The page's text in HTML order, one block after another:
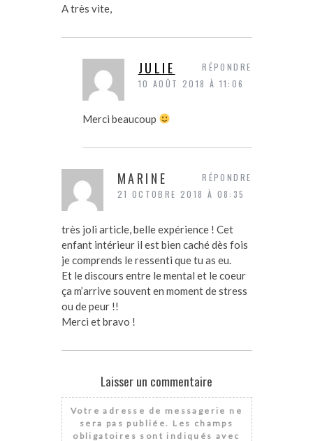
A très vite,
JULIE
10 AOÛT 2018 À 11:06
Merci beaucoup
RÉPONDRE
MARINE
21 OCTOBRE 2018 À 08:35
très joli article, belle expérience ! Cet
enfant intérieur il est bien caché dès fois
je comprends le ressenti que tu as eu.
Et le discours entre le mental et le coeur
ça m’arrive souvent en moment de stress
ou de peur !!
Merci et bravo !
RÉPONDRE
Laisser un commentaire
Votre adresse de messagerie ne
sera pas publiée. Les champs
obligatoires sont indiqués avec